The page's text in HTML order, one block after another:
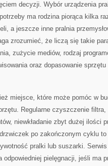
decyzji. Wybór urządzenia
ma rodzina piorąca kilka
a jeszcze inne pralnia
zrozumieć, że liczą się takie
zużycie mediów, rodzaj
oraz dopasowanie
miejsce, które może pomóc w
Regularne czyszczenie
niewkładanie zbyt dużej ilości
po zakończonym cyklu to
pralki lub suszarki.
odpowiedniej pielęgnacji, jeśli ma